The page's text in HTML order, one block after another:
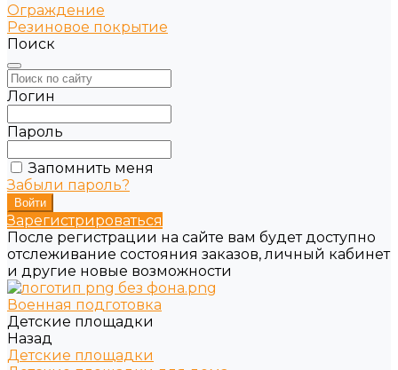
Ограждение
Резиновое покрытие
Поиск
Логин
Пароль
Запомнить меня
Забыли пароль?
Зарегистрироваться
После регистрации на сайте вам будет доступно
отслеживание состояния заказов, личный кабинет
и другие новые возможности
Военная подготовка
Детские площадки
Назад
Детские площадки